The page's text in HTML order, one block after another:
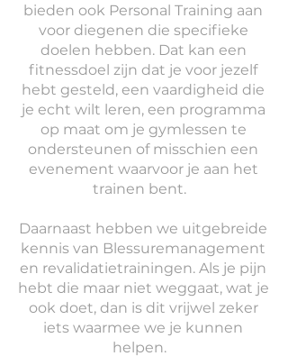
bieden ook Personal Training aan
voor diegenen die specifieke
doelen hebben. Dat kan een
fitnessdoel zijn dat je voor jezelf
hebt gesteld, een vaardigheid die
je echt wilt leren, een programma
op maat om je gymlessen te
ondersteunen of misschien een
evenement waarvoor je aan het
trainen bent.
Daarnaast hebben we uitgebreide
kennis van Blessuremanagement
en revalidatietrainingen. Als je pijn
hebt die maar niet weggaat, wat je
ook doet, dan is dit vrijwel zeker
iets waarmee we je kunnen
helpen.